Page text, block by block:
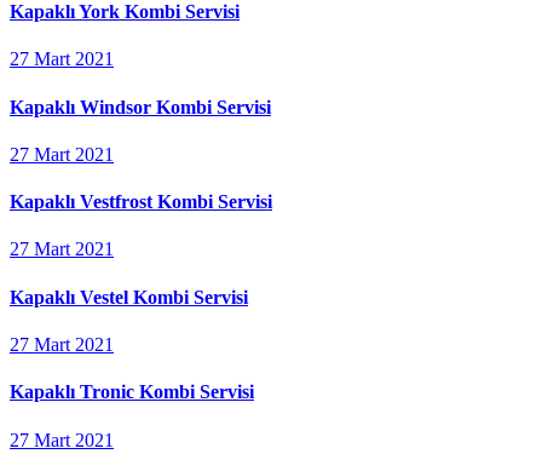
Kapaklı York Kombi Servisi
27 Mart 2021
Kapaklı Windsor Kombi Servisi
27 Mart 2021
Kapaklı Vestfrost Kombi Servisi
27 Mart 2021
Kapaklı Vestel Kombi Servisi
27 Mart 2021
Kapaklı Tronic Kombi Servisi
27 Mart 2021